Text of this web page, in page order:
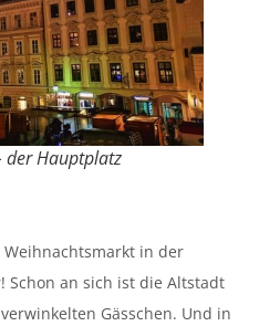
der Hauptplatz
in der
Schon an sich ist die Altstadt
Gässchen. Und in